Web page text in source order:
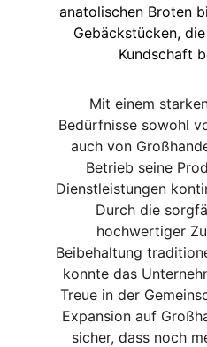
anatolischen Broten
Gebäckstücken,
Kundschaft
Mit einem
Bedürfnisse sowohl
auch von
Betrieb seine
Dienstleistungen
Durch die
hochwertiger
Beibehaltung
konnte das
Treue in der
Expansion auf
sicher, dass noch